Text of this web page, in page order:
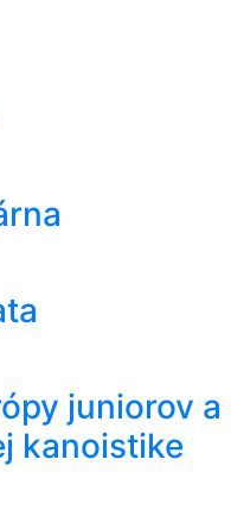
juniorov a
kanoistike